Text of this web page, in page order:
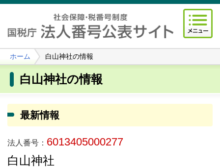
ホーム 白山神社の情報
白山神社の情報
最新情報
法人番号： 6013405000277
白山神社